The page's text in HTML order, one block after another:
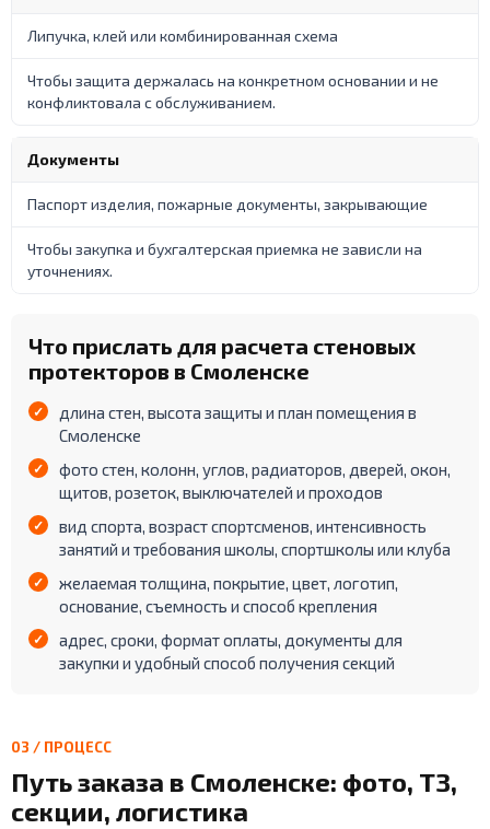
Липучка, клей или комбинированная схема
Чтобы защита держалась на конкретном основании и не
конфликтовала с обслуживанием.
Документы
Паспорт изделия, пожарные документы, закрывающие
Чтобы закупка и бухгалтерская приемка не зависли на
уточнениях.
Что прислать для расчета стеновых
протекторов в Смоленске
длина стен, высота защиты и план помещения в
Смоленске
фото стен, колонн, углов, радиаторов, дверей, окон,
щитов, розеток, выключателей и проходов
вид спорта, возраст спортсменов, интенсивность
занятий и требования школы, спортшколы или клуба
желаемая толщина, покрытие, цвет, логотип,
основание, съемность и способ крепления
адрес, сроки, формат оплаты, документы для
закупки и удобный способ получения секций
03 / ПРОЦЕСС
Путь заказа в Смоленске: фото, ТЗ,
секции, логистика